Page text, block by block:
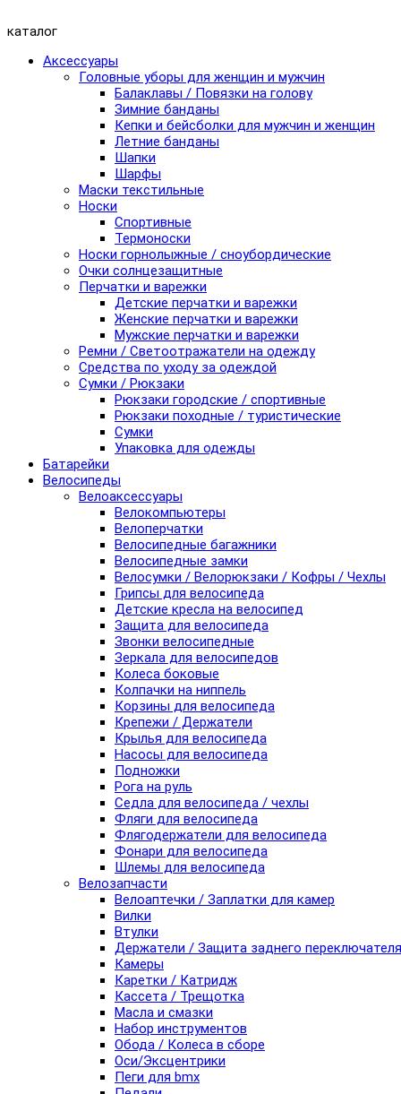
каталог
Аксессуары
Головные уборы для женщин и мужчин
Балаклавы / Повязки на голову
Зимние банданы
Кепки и бейсболки для мужчин и женщин
Летние банданы
Шапки
Шарфы
Маски текстильные
Носки
Спортивные
Термоноски
Носки горнолыжные / сноубордические
Очки солнцезащитные
Перчатки и варежки
Детские перчатки и варежки
Женские перчатки и варежки
Мужские перчатки и варежки
Ремни / Светоотражатели на одежду
Средства по уходу за одеждой
Сумки / Рюкзаки
Рюкзаки городские / спортивные
Рюкзаки походные / туристические
Сумки
Упаковка для одежды
Батарейки
Велосипеды
Велоаксессуары
Велокомпьютеры
Велоперчатки
Велосипедные багажники
Велосипедные замки
Велосумки / Велорюкзаки / Кофры / Чехлы
Грипсы для велосипеда
Детские кресла на велосипед
Защита для велосипеда
Звонки велосипедные
Зеркала для велосипедов
Колеса боковые
Колпачки на ниппель
Корзины для велосипеда
Крепежи / Держатели
Крылья для велосипеда
Насосы для велосипеда
Подножки
Рога на руль
Седла для велосипеда / чехлы
Фляги для велосипеда
Флягодержатели для велосипеда
Фонари для велосипеда
Шлемы для велосипеда
Велозапчасти
Велоаптечки / Заплатки для камер
Вилки
Втулки
Держатели / Защита заднего переключателя
Камеры
Каретки / Катридж
Кассета / Трещотка
Масла и смазки
Набор инструментов
Обода / Колеса в сборе
Оси/Эксцентрики
Пеги для bmx